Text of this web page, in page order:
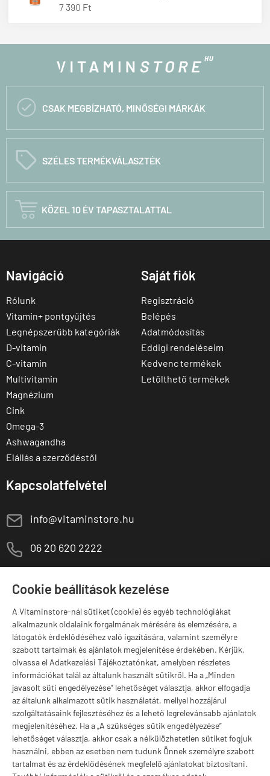
Cookie beállítások kezelése
A Vitaminstore-nál sütiket (cookie) és egyéb technológiákat
alkalmazunk oldalaink forgalmának mérésére és elemzésére, a
látogatók érdeklődéséhez való igazítására, valamint személyre
szabott tartalmak és ajánlatok megjelenítése érdekében. Kérjük,
olvassa el Adatkezelési Tájékoztatónkat, amelyben részletes
információkat talál az általunk használt sütikről. Ha a „Minden
javasolt süti engedélyezése” lehetőséget választja, akkor elfogadja
az általunk alkalmazott sütik használatát, mellyel hozzájárul
szolgáltatásaink fejlesztéséhez és a lehető legrelevánsabb ajánlatok
megjelenítéséhez. Ha a „A szükséges sütik engedélyezése”
lehetőséget választja, akkor csak a nélkülözhetetlen sütiket fogjuk
használni, ebben az esetben nem tudunk Önnek személyre szabott
tartalmat és az érdeklődésének megfelelő ajánlatokat biztosítani.
7 390 Ft
 CSAK MEGBÍZHATÓ, MINŐSÉGI MÁRKÁK
C SZÉLES TERMÉKVÁLASZTÉK
 KÖZEL 10 ÉV TAPASZTALATTAL
Navigáció
Rólunk
Vitamin+ pontgyűjtés
Legnépszerűbb kategóriák
D-vitamin
C-vitamin
Multivitamin
Magnézium
Cink
Omega-3
Ashwagandha
Elállás a szerződéstől
Saját fiók
Regisztráció
Belépés
Adatmódosítás
Eddigi rendeléseim
Kedvenc termékek
Letölthető termékek
Kapcsolatfelvétel
E info@vitaminstore.hu
M 06 20 620 2222
Szugló u. 83-85.
Márkák
Valuta választás